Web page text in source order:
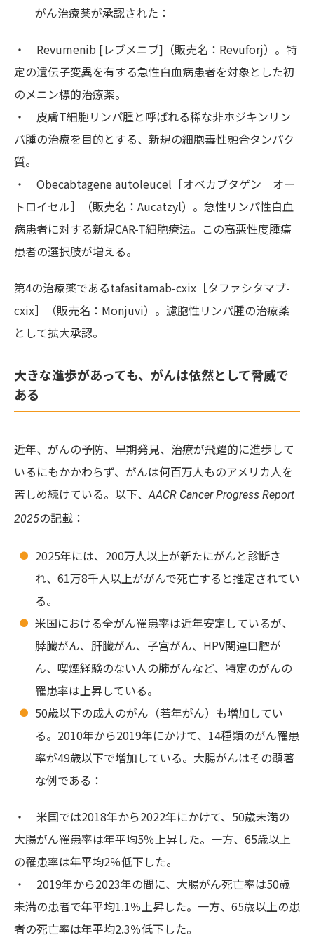
がん治療薬が承認された：
・ Revumenib [レブメニブ]（販売名：Revuforj）。特
定の遺伝子変異を有する急性白血病患者を対象とした初
のメニン標的治療薬。
・ 皮膚T細胞リンパ腫と呼ばれる稀な非ホジキンリン
パ腫の治療を目的とする、新規の細胞毒性融合タンパク
質。
・ Obecabtagene autoleucel［オベカブタゲン オー
トロイセル］（販売名：Aucatzyl）。急性リンパ性白血
病患者に対する新規CAR-T細胞療法。この高悪性度腫瘍
患者の選択肢が増える。
第4の治療薬であるtafasitamab-cxix［タファシタマブ-
cxix］（販売名：Monjuvi）。濾胞性リンパ腫の治療薬
として拡大承認。
大きな進歩があっても、がんは依然として脅威で
ある
近年、がんの予防、早期発見、治療が飛躍的に進歩して
いるにもかかわらず、がんは何百万人ものアメリカ人を
苦しめ続けている。以下、AACR Cancer Progress Report
2025の記載：
2025年には、200万人以上が新たにがんと診断さ
れ、61万8千人以上ががんで死亡すると推定されてい
る。
米国における全がん罹患率は近年安定しているが、
膵臓がん、肝臓がん、子宮がん、HPV関連口腔が
ん、喫煙経験のない人の肺がんなど、特定のがんの
罹患率は上昇している。
50歳以下の成人のがん（若年がん）も増加してい
る。2010年から2019年にかけて、14種類のがん罹患
率が49歳以下で増加している。大腸がんはその顕著
な例である：
・ 米国では2018年から2022年にかけて、50歳未満の
大腸がん罹患率は年平均5％上昇した。一方、65歳以上
の罹患率は年平均2％低下した。
・ 2019年から2023年の間に、大腸がん死亡率は50歳
未満の患者で年平均1.1％上昇した。一方、65歳以上の患
者の死亡率は年平均2.3％低下した。